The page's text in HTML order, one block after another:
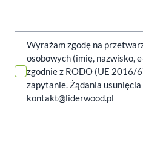
Wyrażam zgodę na
osobowych (imię, nazwisko,
zgodnie z RODO (UE 2016/
zapytanie. Żądania usunięcia
kontakt@liderwood.pl